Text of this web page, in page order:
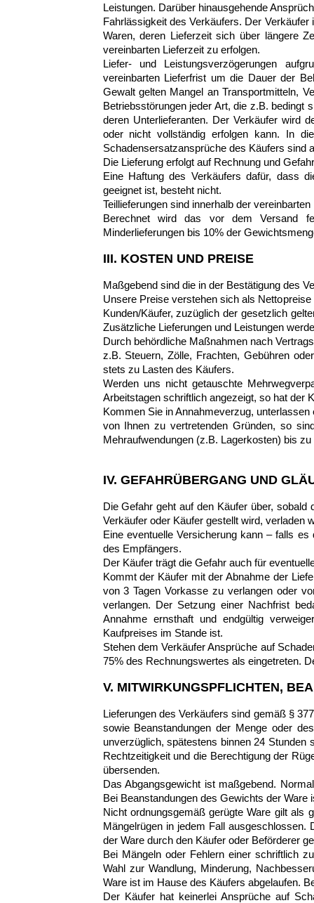
Leistungen. Darüber hinausgehende
Fahrlässigkeit des Verkäufers. Der Verkäufer
Waren, deren Lieferzeit sich über längere
vereinbarten Lieferzeit zu erfolgen.
Liefer- und Leistungsverzögerungen
vereinbarten Lieferfrist um die Dauer der
Gewalt gelten Mangel an Transportmitteln,
Betriebsstörungen jeder Art, die z.B. bedingt
deren Unterlieferanten. Der Verkäufer wird
oder nicht vollständig erfolgen kann. In
Schadensersatzansprüche des Käufers sind
Die Lieferung erfolgt auf Rechnung und
Eine Haftung des Verkäufers dafür, dass
geeignet ist, besteht nicht.
Teillieferungen sind innerhalb der
Berechnet wird das vor dem Versand
Minderlieferungen bis 10% der
III. KOSTEN UND PREISE
Maßgebend sind die in der Bestätigung des
Unsere Preise verstehen sich als
Kunden/Käufer, zuzüglich der gesetzlich
Zusätzliche Lieferungen und Leistungen
Durch behördliche Maßnahmen nach
z.B. Steuern, Zölle, Frachten, Gebühren
stets zu Lasten des Käufers.
Werden uns nicht getauschte
Arbeitstagen schriftlich angezeigt, so hat der
Kommen Sie in Annahmeverzug,
von Ihnen zu vertretenden Gründen, so
Mehraufwendungen (z.B. Lagerkosten) bis
IV. GEFAHRÜBERGANG UND
Die Gefahr geht auf den Käufer über,
Verkäufer oder Käufer gestellt wird, verladen
Eine eventuelle Versicherung kann – falls
des Empfängers.
Der Käufer trägt die Gefahr auch für
Kommt der Käufer mit der Abnahme der
von 3 Tagen Vorkasse zu verlangen oder
verlangen. Der Setzung einer Nachfrist
Annahme ernsthaft und endgültig
Kaufpreises im Stande ist.
Stehen dem Verkäufer Ansprüche auf
75% des Rechnungswertes als eingetreten.
V. MITWIRKUNGSPFLICHTEN,
Lieferungen des Verkäufers sind gemäß §
sowie Beanstandungen der Menge oder
unverzüglich, spätestens binnen 24
Rechtzeitigkeit und die Berechtigung der
übersenden.
Das Abgangsgewicht ist maßgebend.
Bei Beanstandungen des Gewichts der
Nicht ordnungsgemäß gerügte Ware gilt als
Mängelrügen in jedem Fall
der Ware durch den Käufer oder Beförderer
Bei Mängeln oder Fehlern einer schriftlich
Wahl zur Wandlung, Minderung,
Ware ist im Hause des Käufers abgelaufen.
Der Käufer hat keinerlei Ansprüche auf